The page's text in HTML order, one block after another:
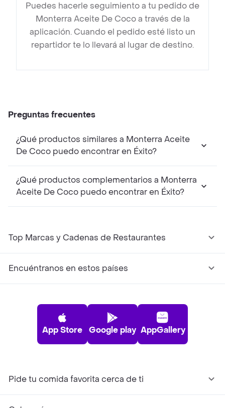
Puedes hacerle seguimiento a tu pedido de
Monterra Aceite De Coco a través de la
aplicación. Cuando el pedido esté listo un
repartidor te lo llevará al lugar de destino.
Preguntas frecuentes
¿Qué productos similares a Monterra Aceite
De Coco puedo encontrar en Éxito?
¿Qué productos complementarios a Monterra
Aceite De Coco puedo encontrar en Éxito?
Top Marcas y Cadenas de Restaurantes
Encuéntranos en estos países
App Store Google play AppGallery
Pide tu comida favorita cerca de ti